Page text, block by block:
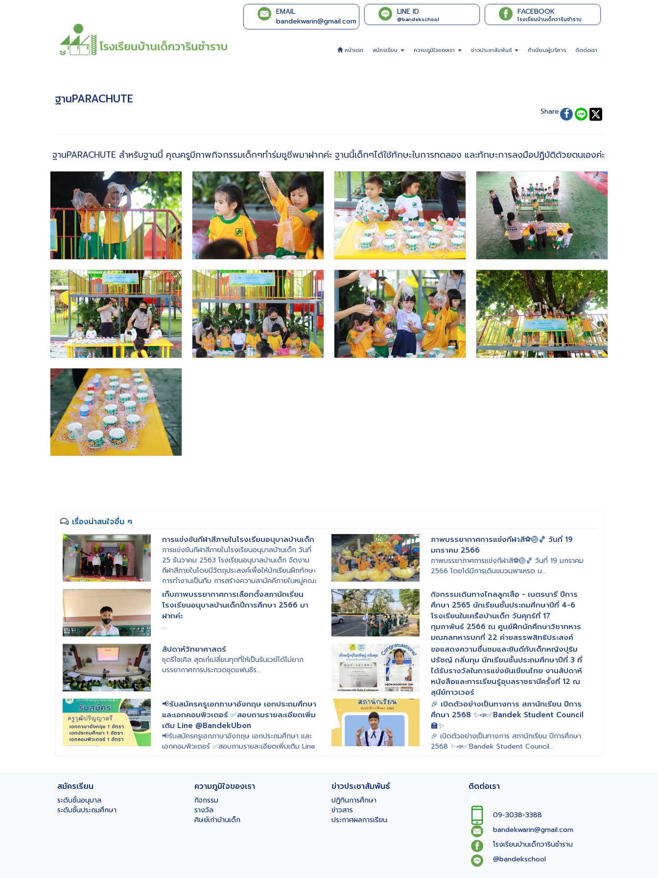
EMAIL
bandekwarin@gmail.com
LINE ID
@bandekschool
FACEBOOK
โรงเรียนบ้านเด็กวารินชำราบ
หน้าแรก สมัครเรียน ความภูมิใจของเรา ข่าวประชาสัมพันธ์ ทำเนียบผู้บริหาร ติดต่อเรา
ฐานPARACHUTE
Share
ฐานPARACHUTE สำหรับฐานนี้ คุณครูมีภาพกิจกรรมเด็กๆทำร่มชูชีพมาฝากค่ะ ฐานนี้เด็กๆได้ใช้ทักษะในการทดลอง และทักษะการลงมือปฏิบัติด้วยตนเองค่ะ
เรื่องน่าสนใจอื่น ๆ
การแข่งขันกีฬาสีภายในโรงเรียนอนุบาลบ้านเด็ก
การแข่งขันกีฬาสีภายในโรงเรียนอนุบาลบ้านเด็ก วันที่
25 ธันวาคม 2563 โรงเรียนอนุบาลบ้านเด็ก จัดงาน
กีฬาสีภายในโดยมีวัตถุประสงค์เพื่อให้นักเรียนฝึกทักษะ
การทำงานเป็นทีม การสร้างความสามัคคีภายในหมู่คณะ
และการแข่งขันกีฬาเพื่อสุขภาพ รู้แพ้ รู้ชนะ รู้อภัย เพื่อ
สร้างความสัมพันธ์อันดีระหว่างพี่และน้อง
ภาพบรรยากาศการแข่งกีฬาสี⚽️🏐🏀 วันที่ 19
มกราคม 2566
ภาพบรรยากาศการแข่งกีฬาสี⚽️🏐🏀 วันที่ 19 มกราคม
2566 โดยได้มีการเดินขบวนพาเหรด น...
เก็บภาพบรรยากาศการเลือกตั้งสภานักเรียน
โรงเรียนอนุบาลบ้านเด็กปีการศึกษา 2566 มา
ฝากค่ะ
...
กิจกรรมเดินทางไกลลูกเสือ - เนตรนารี ปีการ
ศึกษา 2565 นักเรียนชั้นประถมศึกษาปีที่ 4-6
โรงเรียนในเครือบ้านเด็ก วันศุกร์ที่ 17
กุมภาพันธ์ 2566 ณ ศูนย์ฝึกนักศึกษาวิชาทหาร
มณฑลทหารบกที่ 22 ค่ายสรรพสิทธิประสงค์
...
สัปดาห์วิทยาศาสตร์
ชุดรีไซเคิล สุดเก๋เปลี่ยนทุกที่ให้เป็นรันเวย์ได้ไม่ยาก
บรรยากาศการประกวดชุดแฟนซีร...
ขอแสดงความชื่นชมและยินดีกับเด็กหญิงปุริม
ปรัชญ์ กลิ่นทุม นักเรียนชั้นประถมศึกษาปีที่ 3 ที่
ได้รับรางวัลในการแข่งขันเขียนไทย งานสัปดาห์
หนังสือและการเรียนรู้อุบลราชธานีครั้งที่ 12 ณ
สุนีย์ทาวเวอร์
ขอแสดงความชื่นชมและยินดีกับเด็กหญิงปุริมปรัชญ์
กลิ่นทุมนักเรียนชั้นประถมศึกษาปีท...
📢รับสมัครครูเอกภาษาอังกฤษ เอกประถมศึกษา
และเอกคอมพิวเตอร์ ✅สอบถามรายละเอียดเพิ่ม
เติม Line @BandekUbon
📢รับสมัครครูเอกภาษาอังกฤษ เอกประถมศึกษา และ
เอกคอมพิวเตอร์ ✅สอบถามรายละเอียดเพิ่มเติม Line
🎉 เปิดตัวอย่างเป็นทางการ สภานักเรียน ปีการ
ศึกษา 2568 ✨📣✅Bandek Student Council
🏫✨
🎉 เปิดตัวอย่างเป็นทางการ สภานักเรียน ปีการศึกษา
2568 ✨📣✅Bandek Student Council...
สมัครเรียน
ระดับชั้นอนุบาล
ระดับชั้นประถมศึกษา
ความภูมิใจของเรา
กิจกรรม
รางวัล
ศิษย์เก่าบ้านเด็ก
ข่าวประชาสัมพันธ์
ปฏิทินการศึกษา
ข่าวสาร
ประกาศผลการเรียน
ติดต่อเรา
09-3038-3388
bandekwarin@gmail.com
โรงเรียนบ้านเด็กวารินชำราบ
@bandekschool